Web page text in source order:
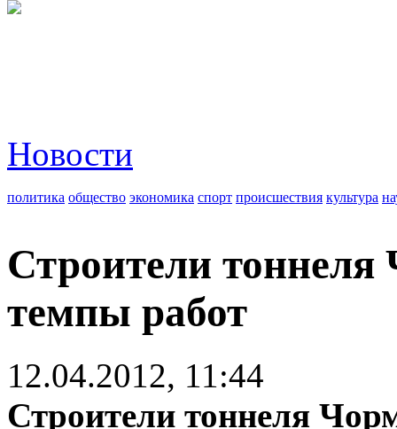
Новости
политика общество экономика спорт происшествия культура
Строители тоннеля
темпы работ
12.04.2012, 11:44
Строители тоннеля